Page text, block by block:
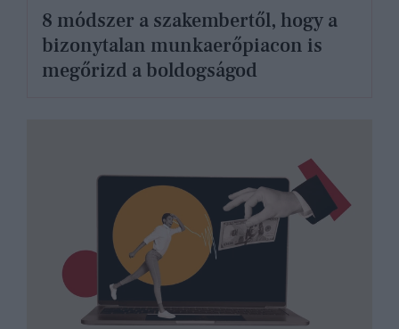
8 módszer a szakembertől, hogy a
bizonytalan munkaerőpiacon is
megőrizd a boldogságod